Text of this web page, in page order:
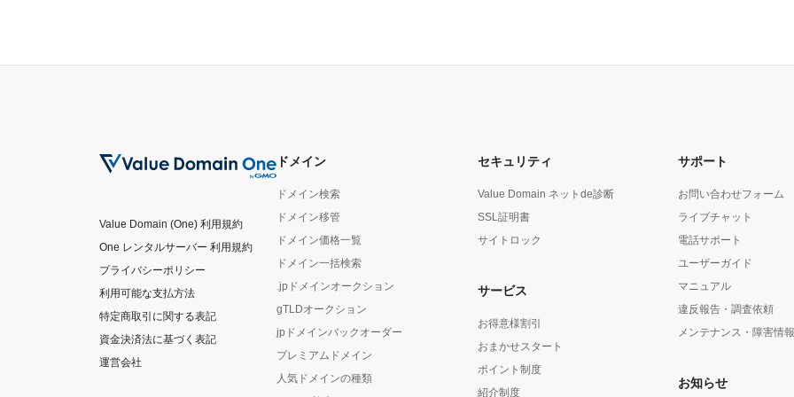
Value Domain (One) 利用規約
One レンタルサーバー 利用規約
プライバシーポリシー
利用可能な支払方法
特定商取引に関する表記
資金決済法に基づく表記
運営会社
ドメイン
ドメイン検索
ドメイン移管
ドメイン価格一覧
ドメイン一括検索
.jpドメインオークション
gTLDオークション
jpドメインバックオーダー
プレミアムドメイン
人気ドメインの種類
セキュリティ
Value Domain ネットde診断
SSL証明書
サイトロック
サービス
お得意様割引
おまかせスタート
ポイント制度
紹介制度
サポート
お問い合わせフォーム
ライブチャット
電話サポート
ユーザーガイド
マニュアル
違反報告・調査依頼
メンテナンス・障害情
お知らせ